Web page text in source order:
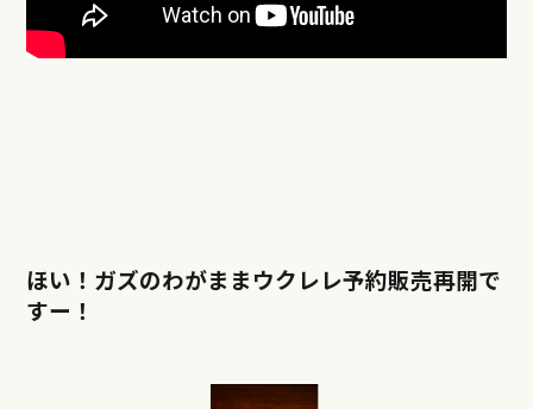
ほい！ガズのわがままウクレレ予約販売再開で
すー！